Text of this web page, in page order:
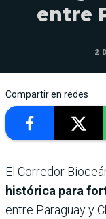
entre
2
Compartir en redes
El Corredor
histórica para
entre Paraguay y